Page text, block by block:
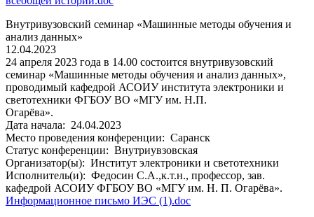
Внутривузовский семинар «Машинные методы обучения и
анализ данных»
12.04.2023
24 апреля 2023 года в 14.00 состоится внутривузовский
семинар «Машинные методы обучения и анализ данных»,
проводимый кафедрой АСОИУ института электроники и
светотехники ФГБОУ ВО «МГУ им. Н.П.
Огарёва».
Дата начала: 24.04.2023
Место проведения конференции: Саранск
Статус конференции: Внутриувзовская
Организатор(ы): Институт электроники и светотехники
Исполнитель(и): Федосин С.А.,к.т.н., профессор, зав.
кафедрой АСОИУ ФГБОУ ВО «МГУ им. Н. П. Огарёва».
Информационное письмо ИЭС (1).doc